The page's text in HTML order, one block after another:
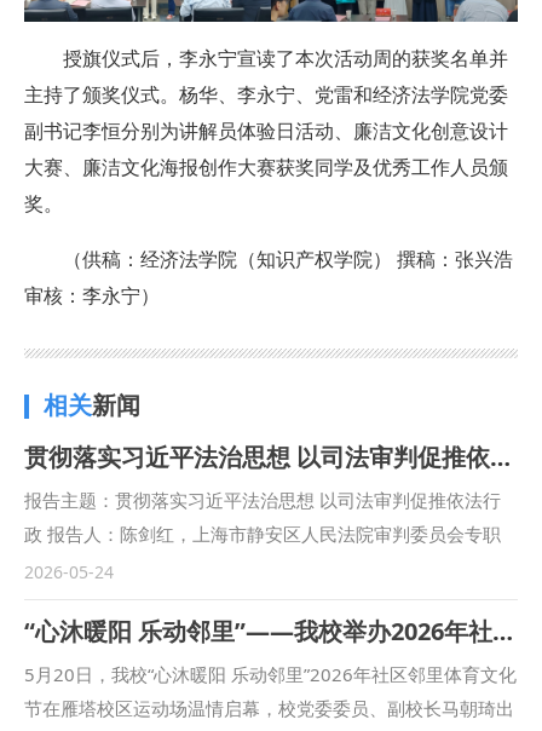
授旗仪式后，李永宁宣读了本次活动周的获奖名单并
主持了颁奖仪式。杨华、李永宁、党雷和经济法学院党委
副书记李恒分别为讲解员体验日活动、廉洁文化创意设计
大赛、廉洁文化海报创作大赛获奖同学及优秀工作人员颁
奖。
（供稿：经济法学院（知识产权学院） 撰稿：张兴浩
审核：李永宁）
相关新闻
贯彻落实习近平法治思想 以司法审判促推依法行政
报告主题：贯彻落实习近平法治思想 以司法审判促推依法行
政 报告人：陈剑红，上海市静安区人民法院审判委员会专职
委员、三级高级法官。具有两家基层法院行政及执行裁判庭庭
长岗位经历，积累了丰富的审判实践和法院管理经验。曾荣获
上海法院办案标兵，办理的案件多次获评“三个一百”精品案
例、示范庭审、优秀文书。 举办单位：商学院（管理学院）
报告地点：雁塔校区人权中心一楼报告厅 报告时间：2026年
2026-05-24
“心沐暖阳 乐动邻里”——我校举办2026年社区邻里体育文化节
5月20日，我校“心沐暖阳 乐动邻里”2026年社区邻里体育文化
节在雁塔校区运动场温情启幕，校党委委员、副校长马朝琦出